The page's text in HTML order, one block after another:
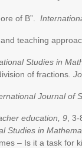
of B”.
teaching
Studies in
of fractions .
Journal of
education, 9 , 3-
Studies in
– Is it a task for